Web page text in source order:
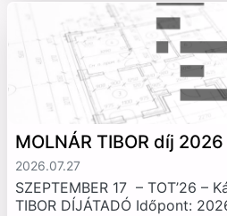
MOLNÁR TIBOR díj 2026
2026.07.27
SZEPTEMBER 17 – TOT’26 –
TIBOR DÍJÁTADÓ Időpont: